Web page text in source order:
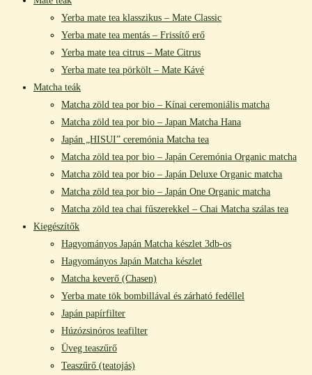
Yerba mate tea klasszikus – Mate Classic
Yerba mate tea mentás – Frissítő erő
Yerba mate tea citrus – Mate Citrus
Yerba mate tea pörkölt – Mate Kávé
Matcha teák
Matcha zöld tea por bio – Kínai ceremoniális matcha
Matcha zöld tea por bio – Japan Matcha Hana
Japán „HISUI” ceremónia Matcha tea
Matcha zöld tea por bio – Japán Ceremónia Organic matcha
Matcha zöld tea por bio – Japán Deluxe Organic matcha
Matcha zöld tea por bio – Japán One Organic matcha
Matcha zöld tea chai fűszerekkel – Chai Matcha szálas tea
Kiegészítők
Hagyományos Japán Matcha készlet 3db-os
Hagyományos Japán Matcha készlet
Matcha keverő (Chasen)
Yerba mate tök bombillával és zárható fedéllel
Japán papírfilter
Húzózsinóros teafilter
Üveg teaszűrő
Teaszűrő (teatojás)